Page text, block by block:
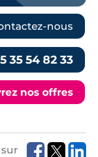
nous
35 54 82 33
nos offres